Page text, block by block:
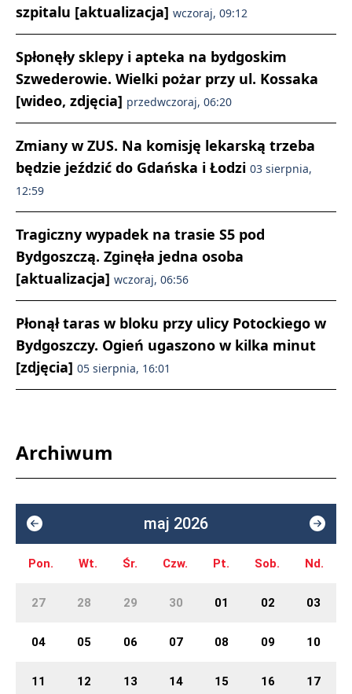
szpitalu [aktualizacja] wczoraj, 09:12
Spłonęły sklepy i apteka na bydgoskim
Szwederowie. Wielki pożar przy ul. Kossaka
[wideo, zdjęcia] przedwczoraj, 06:20
Zmiany w ZUS. Na komisję lekarską trzeba
będzie jeździć do Gdańska i Łodzi 03 sierpnia,
12:59
Tragiczny wypadek na trasie S5 pod
Bydgoszczą. Zginęła jedna osoba
[aktualizacja] wczoraj, 06:56
Płonął taras w bloku przy ulicy Potockiego w
Bydgoszczy. Ogień ugaszono w kilka minut
[zdjęcia] 05 sierpnia, 16:01
Archiwum
maj 2026
Pon. Wt. Śr. Czw. Pt. Sob. Nd.
27 28 29 30 01 02 03
04 05 06 07 08 09 10
11 12 13 14 15 16 17